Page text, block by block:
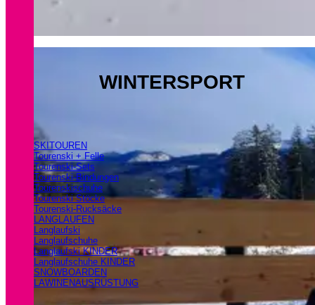
WINTERSPORT
SKITOUREN
Tourenski + Felle
Tourenski-Sets
Tourenski-Bindungen
Tourenskischuhe
Tourenski Stöcke
Tourenski-Rucksäcke
LANGLAUFEN
Langlaufski
Langlaufschuhe
Langlaufski KINDER
Langlaufschuhe KINDER
SNOWBOARDEN
LAWINENAUSRÜSTUNG